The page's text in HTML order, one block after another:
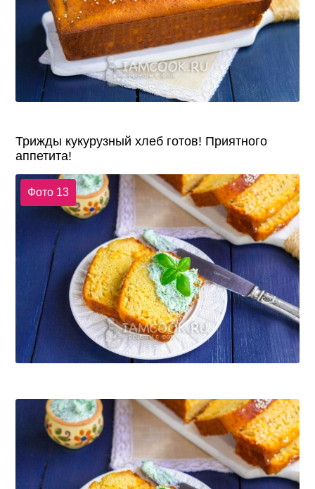
Трижды кукурузный хлеб готов! Приятного
аппетита!
Фото 13